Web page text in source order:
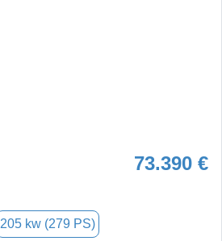
73.390 €
205 kw (279 PS)